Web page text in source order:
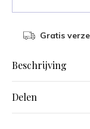
Gratis
Beschrijving
Delen